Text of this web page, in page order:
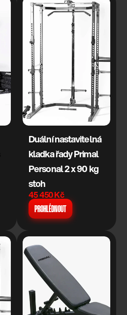
Duální nastavitelná
kladka řady Primal
Personal 2 x 90 kg
stoh
45 450 Kč
PROHLÉDNOUT